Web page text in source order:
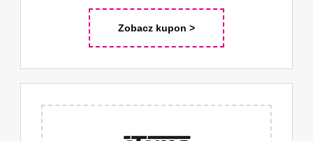
Zobacz kupon >